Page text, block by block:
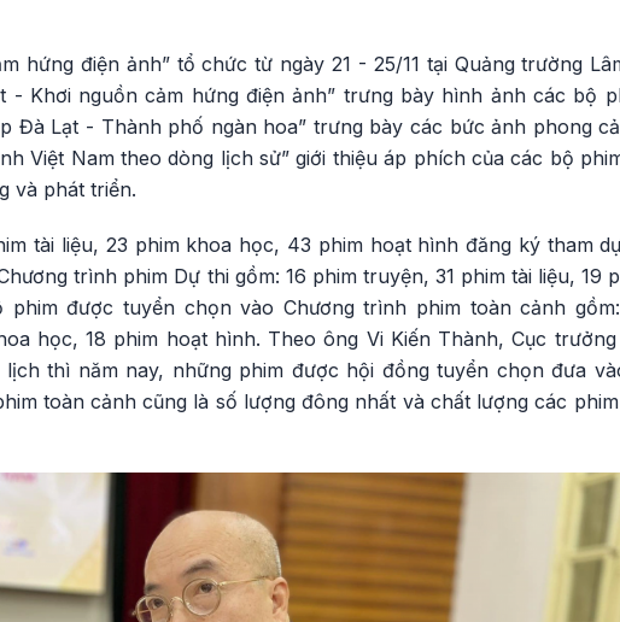
hứng điện ảnh” tổ chức từ ngày 21 - 25/11 tại Quảng trường
- Khơi nguồn cảm hứng điện ảnh” trưng bày hình ảnh các bộ
Đà Lạt - Thành phố ngàn hoa” trưng bày các bức ảnh phong
Việt Nam theo dòng lịch sử” giới thiệu áp phích của các bộ
và phát triển.
tài liệu, 23 phim khoa học, 43 phim hoạt hình đăng ký tham
trình phim Dự thi gồm: 16 phim truyện, 31 phim tài liệu, 19
được tuyển chọn vào Chương trình phim toàn cảnh
học, 18 phim hoạt hình. Theo ông Vi Kiến Thành, Cục
thì năm nay, những phim được hội đồng tuyển chọn đưa
toàn cảnh cũng là số lượng đông nhất và chất lượng các